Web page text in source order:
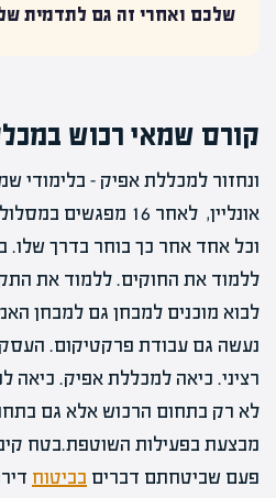
שלכם ואחרי זה גם לתדמית
קורס שמאי רכוש
ונחזור למכללת אפיק – בלימודי
אונליין, לאחר 16
וכל אחד אחר כך בוחר בדרך שלו.
ללמוד את החוקים. ללמוד את
לבוא מוכנים למבחן גם למבחן
נעשה גם עבודת פרקטיקום.
רציני. כיאה למכללת אפיק. כיאה
לא רק בתחום הרכוש אלא גם
מבצעת בפעילות השוטפת.בטח
פעם שביטחתם דברים בביטוח